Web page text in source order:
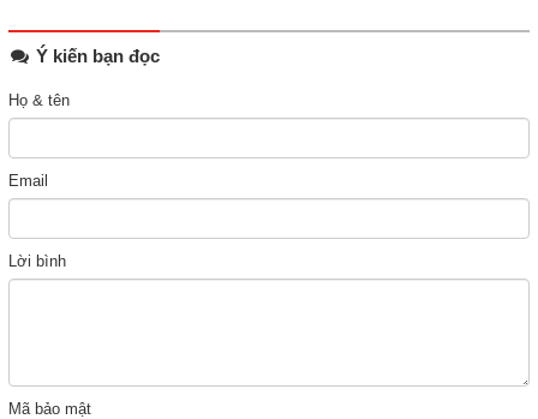
Ý kiến bạn đọc
Họ & tên
Email
Lời bình
Mã bảo mật